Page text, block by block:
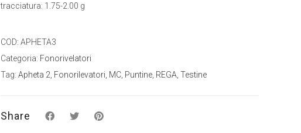
tracciatura: 1.75-2.00 g
COD: APHETA3
Categoria: Fonorivelatori
Tag: Apheta 2 Fonorilevatori MC Puntine REGA Testine
Share